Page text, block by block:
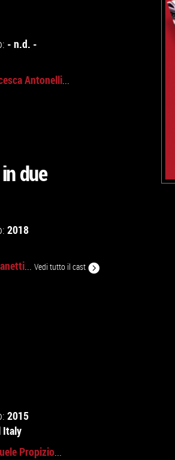
- n.d. -
Antonelli...
due
2018
... Vedi tutto il cast
2015
Italy
Propizio...